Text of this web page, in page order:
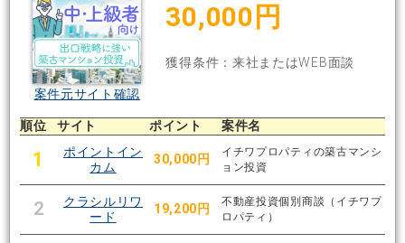
案件元サイト確認
30,000円
獲得条件：来社またはWEB面談
順位 サイト ポイント 案件名
1
ポイントイン
カム
30,000円
イチワプロパティの築古マンシ
ョン投資
2
クラシルリワ
ード
19,200円
不動産投資個別商談（イチワプ
ロパティ）